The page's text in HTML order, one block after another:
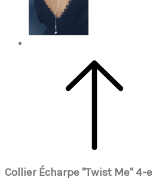
Collier Écharpe "Twist Me" 4-